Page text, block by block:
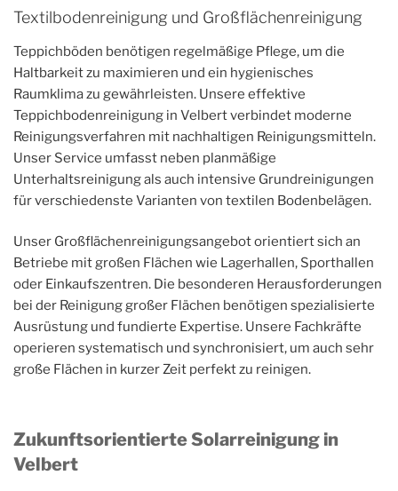
Textilbodenreinigung und Großflächenreinigung
Teppichböden benötigen regelmäßige Pflege, um die
Haltbarkeit zu maximieren und ein hygienisches
Raumklima zu gewährleisten. Unsere effektive
Teppichbodenreinigung in Velbert verbindet moderne
Reinigungsverfahren mit nachhaltigen Reinigungsmitteln.
Unser Service umfasst neben planmäßige
Unterhaltsreinigung als auch intensive Grundreinigungen
für verschiedenste Varianten von textilen Bodenbelägen.
Unser Großflächenreinigungsangebot orientiert sich an
Betriebe mit großen Flächen wie Lagerhallen, Sporthallen
oder Einkaufszentren. Die besonderen Herausforderungen
bei der Reinigung großer Flächen benötigen spezialisierte
Ausrüstung und fundierte Expertise. Unsere Fachkräfte
operieren systematisch und synchronisiert, um auch sehr
große Flächen in kurzer Zeit perfekt zu reinigen.
Zukunftsorientierte Solarreinigung in
Velbert